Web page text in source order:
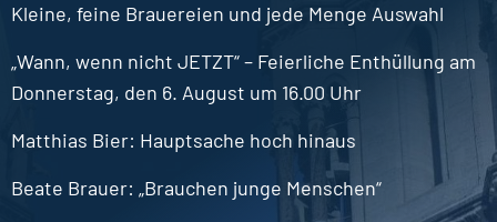
Kleine, feine Brauereien und jede Menge Auswahl
„Wann, wenn nicht JETZT“ – Feierliche Enthüllung am
Donnerstag, den 6. August um 16.00 Uhr
Matthias Bier Hauptsache hoch hinaus
Beate Brauer „Brauchen junge Menschen“